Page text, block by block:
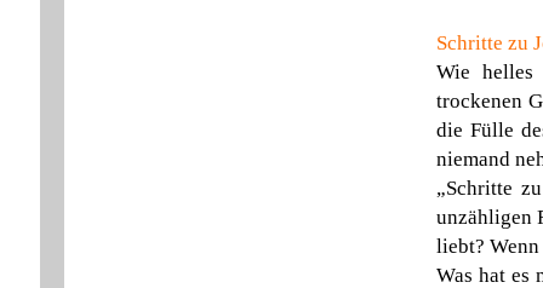
Schritte zu
Wie
trockenen
die Fülle
niemand
„Schritte
unzähligen
liebt?
Was hat es